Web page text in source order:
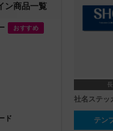
ン商品一覧
おすすめ
ド
社名ステッ
テン